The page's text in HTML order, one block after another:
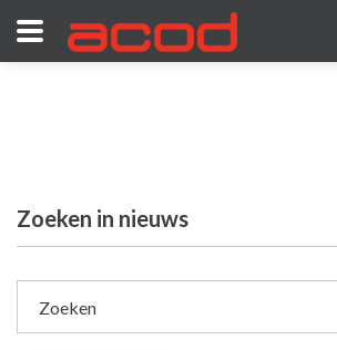
Zoeken in nieuws
Zoeken